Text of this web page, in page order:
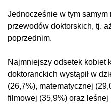
Jednocześnie w tym
przewodów doktorskich, tj.
poprzednim.
Najmniejszy odsetek kobiet
doktoranckich wystąpił w
(26,7%), matematycznej
filmowej (35,9%) oraz leśnej